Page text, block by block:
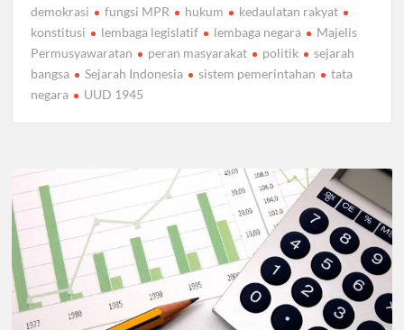
demokrasi fungsi MPR hukum
kedaulatan rakyat
konstitusi
lembaga legislatif lembaga negara
Majelis
Permusyawaratan
peran masyarakat politik
sejarah
bangsa
Sejarah Indonesia sistem pemerintahan
tata
negara
UUD 1945